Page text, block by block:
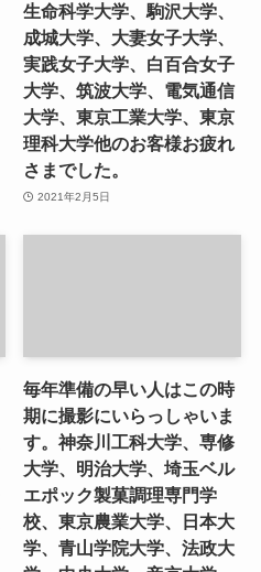
生命科学大学、駒沢大学、
成城大学、大妻女子大学、
実践女子大学、白百合女子
大学、筑波大学、電気通信
大学、東京工業大学、東京
理科大学他のお客様お疲れ
さまでした。
2021年2月5日
毎年準備の早い人はこの時
期に撮影にいらっしゃいま
す。神奈川工科大学、専修
大学、明治大学、埼玉ベル
エポック製菓調理専門学
校、東京農業大学、日本大
学、青山学院大学、法政大